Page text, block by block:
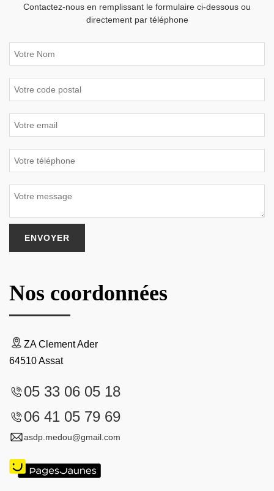
Contactez-nous en remplissant le formulaire ci-dessous ou
directement par téléphone
Nos coordonnées
ZA Clement Ader
64510 Assat
05 33 06 05 18
06 41 05 79 69
asdp.medou@gmail.com